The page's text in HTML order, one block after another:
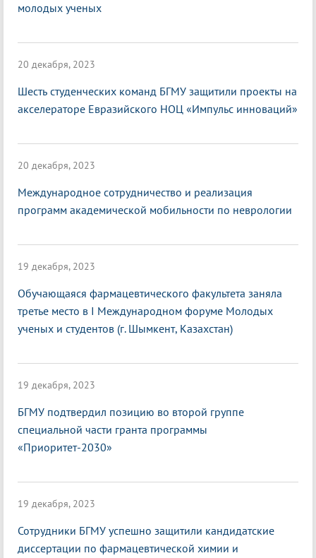
молодых ученых
20 декабря, 2023
Шесть студенческих команд БГМУ защитили проекты на
акселераторе Евразийского НОЦ «Импульс инноваций»
20 декабря, 2023
Международное сотрудничество и реализация
программ академической мобильности по неврологии
19 декабря, 2023
Обучающаяся фармацевтического факультета заняла
третье место в I Международном форуме Молодых
ученых и студентов (г. Шымкент, Казахстан)
19 декабря, 2023
БГМУ подтвердил позицию во второй группе
специальной части гранта программы
«Приоритет-2030»
19 декабря, 2023
Сотрудники БГМУ успешно защитили кандидатские
диссертации по фармацевтической химии и